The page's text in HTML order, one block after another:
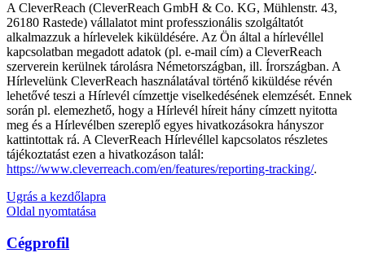
A CleverReach (CleverReach GmbH & Co. KG, Mühlenstr. 43,
26180 Rastede) vállalatot mint professzionális szolgáltatót
alkalmazzuk a hírlevelek kiküldésére. Az Ön által a hírlevéllel
kapcsolatban megadott adatok (pl. e-mail cím) a CleverReach
szerverein kerülnek tárolásra Németországban, ill. Írországban. A
Hírlevelünk CleverReach használatával történő kiküldése révén
lehetővé teszi a Hírlevél címzettje viselkedésének elemzését. Ennek
során pl. elemezhető, hogy a Hírlevél híreit hány címzett nyitotta
meg és a Hírlevélben szereplő egyes hivatkozásokra hányszor
kattintottak rá. A CleverReach Hírlevéllel kapcsolatos részletes
tájékoztatást ezen a hivatkozáson talál:
https://www.cleverreach.com/en/features/reporting-tracking/.
Ugrás a kezdőlapra
Oldal nyomtatása
Cégprofil